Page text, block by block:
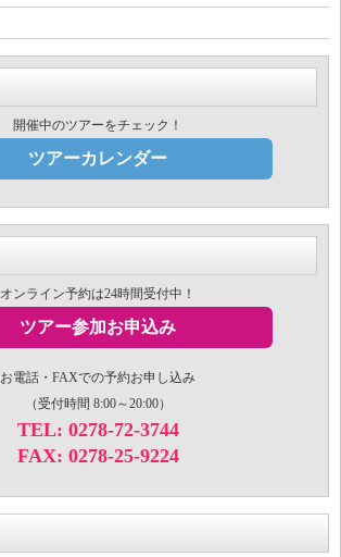
開催中のツアーをチェック！
ツアーカレンダー
オンライン予約は24時間受付中！
ツアー参加お申込み
お電話・FAXでの予約お申し込み
（受付時間 8:00～20:00）
TEL: 0278-72-3744
FAX: 0278-25-9224